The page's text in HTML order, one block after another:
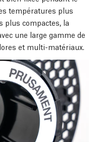
températures plus
plus compactes, la
une large gamme de
et multi-matériaux.